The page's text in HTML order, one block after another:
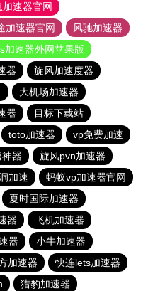
加速器官网
加速器官网
风驰加速器
加速器外网苹果版
器
旋风加速度器
大机场加速器
器
目标下载站
toto加速器
vp免费加速
器
旋风pvn加速器
加速
蚂蚁vp加速器官网
夏时国际加速器
器
飞机加速器
器
小牛加速器
加速器
快连lets加速器
猎豹加速器